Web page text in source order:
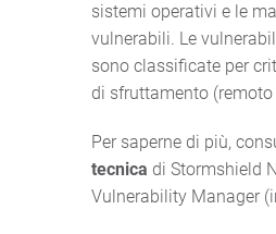
sistemi operativi e le
vulnerabili. Le
sono classificate per
di sfruttamento (remoto
Per saperne di più,
tecnica di Stormshield
Vulnerability Manager